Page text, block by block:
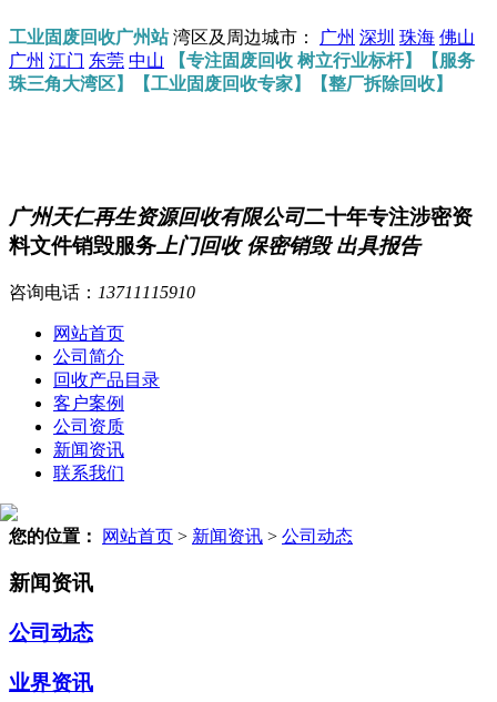
工业固废回收广州站湾区及周边城市： 广州 深圳 珠海 佛山
广州 江门 东莞 中山
【专注固废回收 树立行业标杆】【服务
珠三角大湾区】【工业固废回收专家】【整厂拆除回收】
广州天仁再生资源回收有限公司二十年专注涉密资
料文件销毁服务 上门回收 保密销毁 出具报告
咨询电话： 13711115910
网站首页
公司简介
回收产品目录
客户案例
公司资质
新闻资讯
联系我们
您的位置： 网站首页 > 新闻资讯 > 公司动态
新闻资讯
公司动态
业界资讯